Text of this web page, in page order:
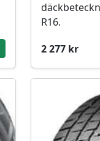
R16.
2 277 kr